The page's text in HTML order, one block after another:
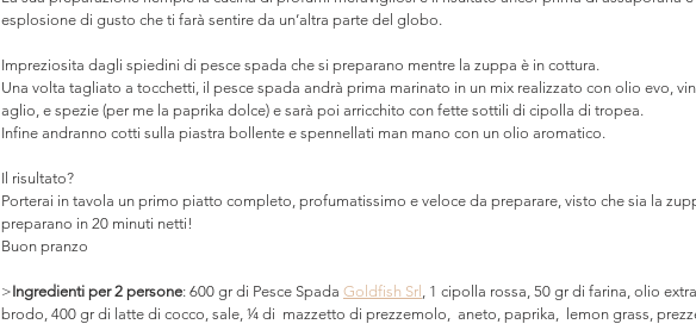
esplosione di gusto che ti farà sentire da un’altra parte del globo.
Impreziosita dagli spiedini di pesce spada che si preparano mentre la zuppa è in cottura.
Una volta tagliato a tocchetti, il pesce spada andrà prima marinato in un mix realizzato con olio evo,
aglio, e spezie (per me la paprika dolce) e sarà poi arricchito con fette sottili di cipolla di tropea.
Infine andranno cotti sulla piastra bollente e spennellati man mano con un olio aromatico.
Il risultato?
Porterai in tavola un primo piatto completo, profumatissimo e veloce da preparare, visto che sia la
preparano in 20 minuti netti!
Buon pranzo
>Ingredienti per 2 persone: 600 gr di Pesce Spada Goldfish Srl , 1 cipolla rossa, 50 gr di farina, olio
brodo, 400 gr di latte di cocco, sale, ¼ di  mazzetto di prezzemolo,  aneto, paprika,  lemon grass,